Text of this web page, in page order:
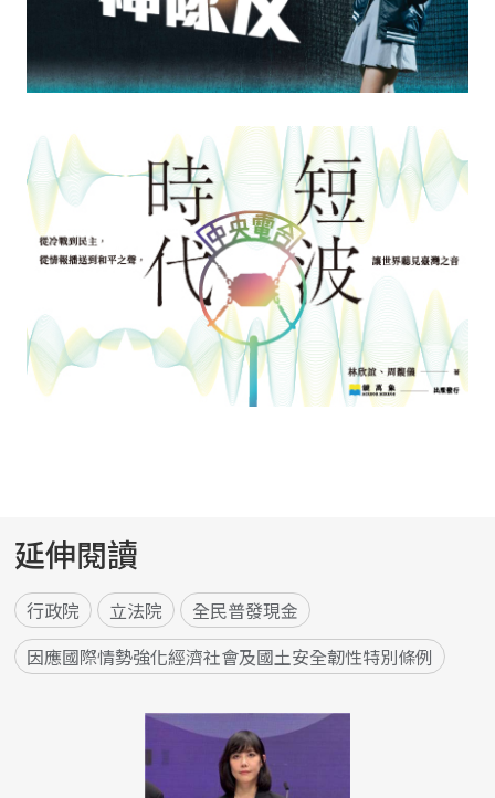
延伸閱讀
行政院 立法院
全民普發現金
因應國際情勢強化經濟社會及國土安全韌性特別條例